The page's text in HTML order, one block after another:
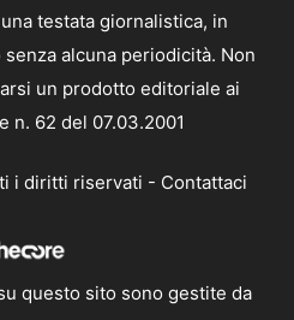
testata giornalistica, in
alcuna periodicità. Non
un prodotto editoriale ai
n. 62 del 07.03.2001
i diritti riservati - Contattaci
questo sito sono gestite da